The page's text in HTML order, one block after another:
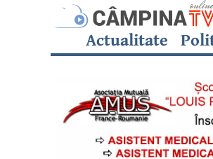
Actualitate